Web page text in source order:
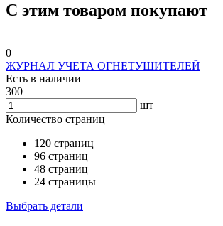
С этим товаром покупают
0
ЖУРНАЛ УЧЕТА ОГНЕТУШИТЕЛЕЙ
Есть в наличии
300
шт
Количество страниц
120 страниц
96 страниц
48 страниц
24 страницы
Выбрать детали